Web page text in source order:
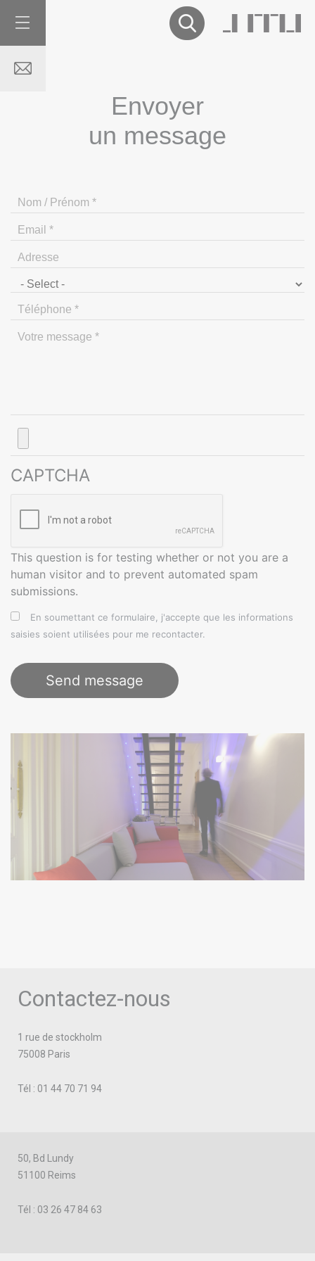
Envoyer
un message
sujet*
jointe
CAPTCHA
This question is for testing whether or not you are a
human visitor and to prevent automated spam
submissions.
En soumettant ce formulaire, j'accepte que les informations
saisies soient utilisées pour me recontacter.
Contactez-nous
1 rue de stockholm
75008 Paris
Tél : 01 44 70 71 94
50, Bd Lundy
51100 Reims
Tél : 03 26 47 84 63